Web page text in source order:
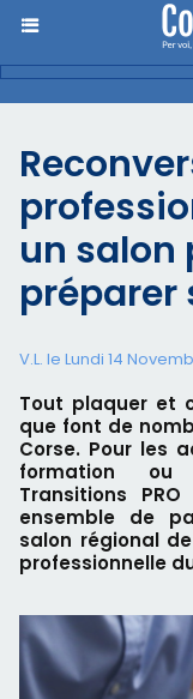
un salon
préparer
V.L. le Lundi 14
Tout plaquer et
que font de
Corse. Pour les
formation ou
Transitions
ensemble de
salon régional
professionnelle